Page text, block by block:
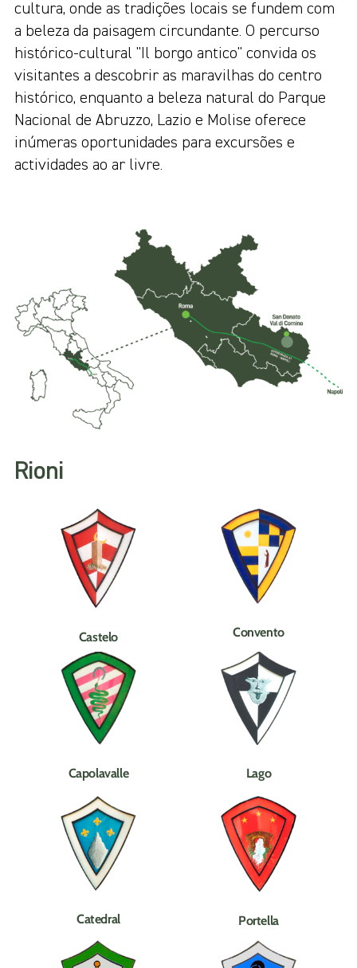
cultura, onde as tradições locais se fundem com
a beleza da paisagem circundante. O percurso
histórico-cultural "Il borgo antico" convida os
visitantes a descobrir as maravilhas do centro
histórico, enquanto a beleza natural do Parque
Nacional de Abruzzo, Lazio e Molise oferece
inúmeras oportunidades para excursões e
actividades ao ar livre.
Rioni
Castelo Convento
Capolavalle Lago
Catedral Portella